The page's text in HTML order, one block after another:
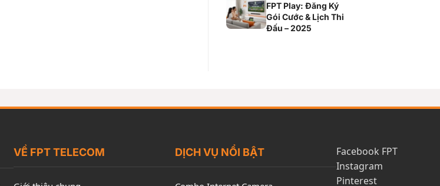
FPT Play: Đăng Ký
Gói Cước & Lịch Thi
Đấu – 2025
VỀ FPT TELECOM DỊCH VỤ NỔI BẬT
Facebook FPT
Instagram
Pinterest